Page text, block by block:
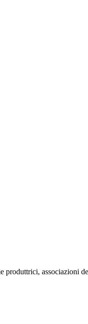
associazioni